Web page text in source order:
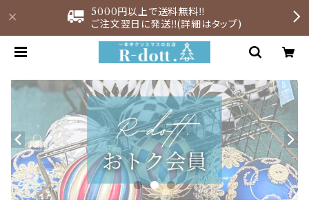
5000円以上で送料無料‼︎
ご注文翌日に発送‼︎(詳細はタップ)